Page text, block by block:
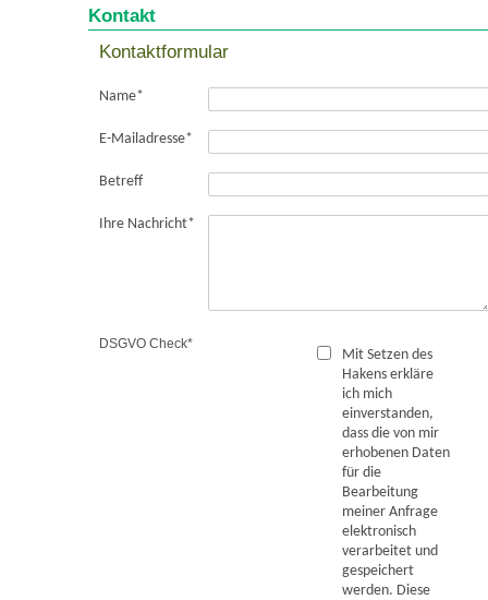
Kontakt
Kontaktformular
Name*
E-Mailadresse*
Betreff
Ihre Nachricht*
DSGVO Check*
Mit Setzen des
Hakens erkläre
ich mich
einverstanden,
dass die von mir
erhobenen Daten
für die
Bearbeitung
meiner Anfrage
elektronisch
verarbeitet und
gespeichert
werden. Diese